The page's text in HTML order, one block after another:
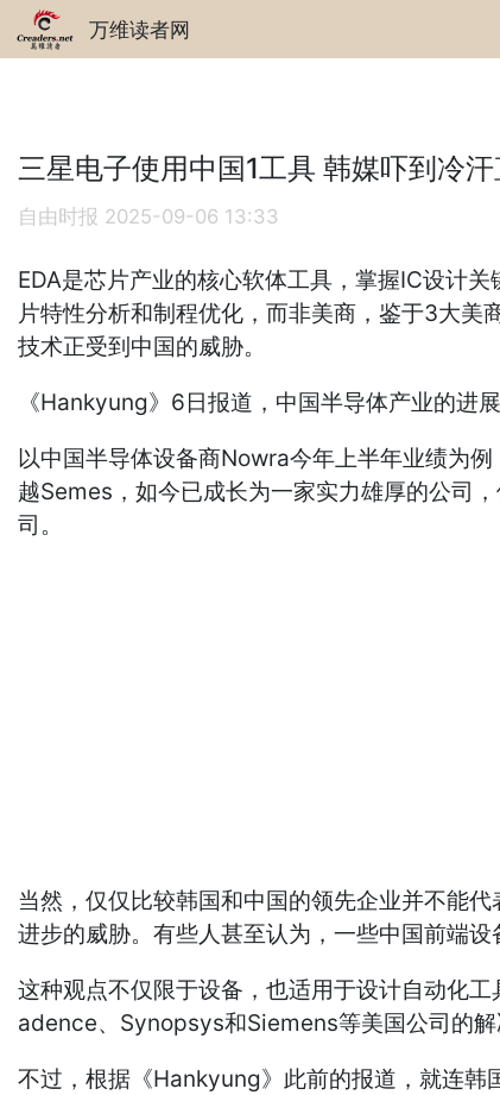
万维读者网
三星电子使用中国1工具 韩媒吓到冷
自由时报 2025-09-06 13:33
EDA是芯片产业的核心软体工具，掌握IC设计
片特性分析和制程优化，而非美商，鉴于3大美
技术正受到中国的威胁。
《Hankyung》6日报道，中国半导体产业的进
以中国半导体设备商Nowra今年上半年业绩为
越Semes，如今已成长为一家实力雄厚的公司
司。
当然，仅仅比较韩国和中国的领先企业并不能
进步的威胁。有些人甚至认为，一些中国前端设
这种观点不仅限于设备，也适用于设计自动化
adence、Synopsys和Siemens等美国公司的解
不过，根据《Hankyung》此前的报道，就连韩